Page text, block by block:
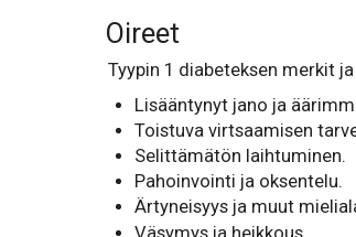
Oireet
Tyypin 1 diabeteksen merkit
Lisääntynyt jano ja
Toistuva virtsaamisen
Selittämätön laihtuminen.
Pahoinvointi ja oksentelu.
Ärtyneisyys ja muut
Väsymys ja heikkous.